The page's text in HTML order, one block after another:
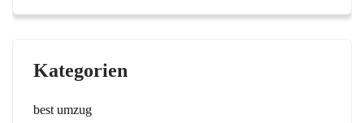
Kategorien
best umzug